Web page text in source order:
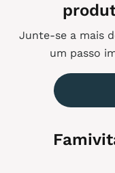
Junte-se a mais
um passo